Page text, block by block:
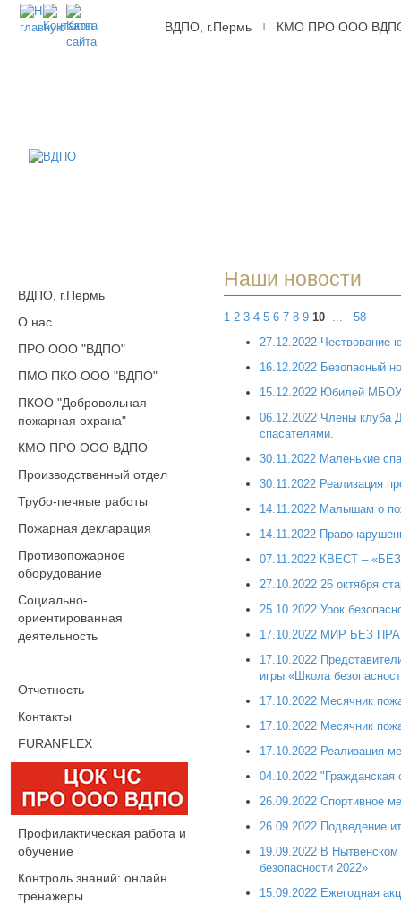
ВДПО, г.Пермь КМО ПРО ООО
ВДПО, г.Пермь
О нас
ПРО ООО "ВДПО"
ПМО ПКО ООО "ВДПО"
ПКОО "Добровольная
пожарная охрана"
КМО ПРО ООО ВДПО
Производственный отдел
Трубо-печные работы
Пожарная декларация
Противопожарное
оборудование
Социально-
ориентированная
деятельность
Отчетность
Контакты
FURANFLEX
Профилактическая работа и
обучение
Контроль знаний: онлайн
тренажеры
Наши новости
1 2 3 4 5 6 7 8 9 10 ...
58
27.12.2022 Чествование
16.12.2022 Безопасный
15.12.2022 Юбилей МБОУ
06.12.2022 Члены клуба
спасателями.
30.11.2022 Маленькие
30.11.2022 Реализация
14.11.2022 Малышам о
14.11.2022
07.11.2022 КВЕСТ –
27.10.2022 26 октября
25.10.2022 Урок
17.10.2022 МИР БЕЗ
17.10.2022
игры «Школа
17.10.2022 Месячник
17.10.2022 Месячник
17.10.2022 Реализация
04.10.2022 "Гражданская
26.09.2022 Спортивное
26.09.2022 Подведение
19.09.2022 В Нытвенском
безопасности 2022»
15.09.2022 Ежегодная